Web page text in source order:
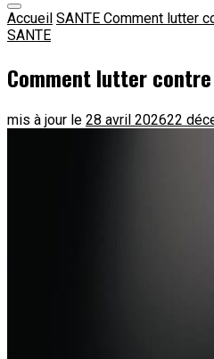
Accueil SANTE Comment lutter
SANTE
Comment lutter
mis à jour le 28 avril 202622